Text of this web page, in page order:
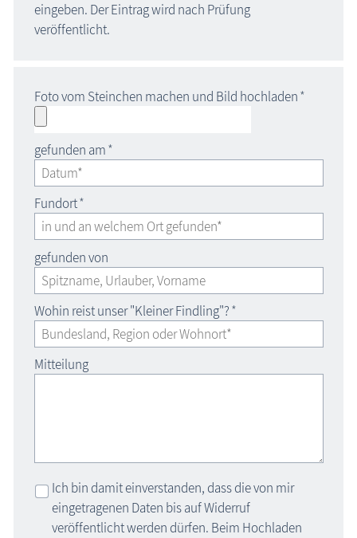
eingeben. Der Eintrag wird nach Prüfung
veröffentlicht.
Foto vom Steinchen machen und Bild hochladen*
gefunden am*
Fundort*
gefunden von
Wohin reist unser "Kleiner Findling"?*
Mitteilung
Ich bin damit einverstanden, dass die von mir
eingetragenen Daten bis auf Widerruf
veröffentlicht werden dürfen. Beim Hochladen